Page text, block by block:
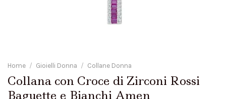
Home / Gioielli Donna / Collane Donna
Collana con Croce di Zirconi Rossi
Baguette e Bianchi Amen